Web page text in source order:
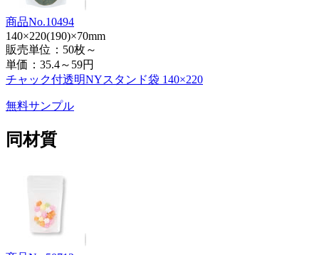
商品No.10494
140×220(190)×70mm
販売単位：50枚～
単価： 35.4～59円
チャック付透明NYスタンド袋 140×220
無料サンプル
同材質